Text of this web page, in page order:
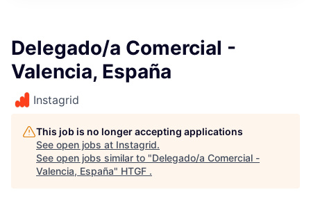
Delegado/a Comercial -
Valencia, España
Instagrid
This job is no longer accepting applications
See open jobs at Instagrid.
See open jobs similar to "Delegado/a Comercial -
Valencia, España" HTGF .